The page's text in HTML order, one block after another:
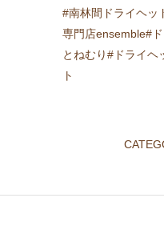
#南林間ドライヘッ
専門店ensemble#
とねむり#ドライヘ
ト